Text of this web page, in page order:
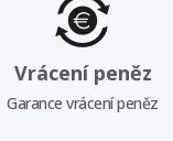
Vrácení peněz
Garance vrácení peněz